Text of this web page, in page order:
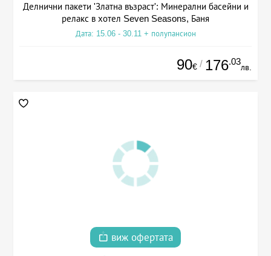
Делнични пакети 'Златна възраст': Минерални басейни и
релакс в хотел Seven Seasons, Баня
Дата: 15.06 - 30.11 + полупансион
90€ / 176.03
лв.
виж офертата